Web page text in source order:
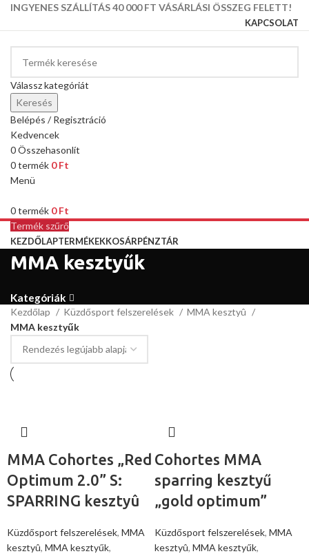
INGYENES SZÁLLÍTÁS 40 000 FT VÁSÁRLÁSI ÖSSZEG FELETT!
KAPCSOLAT
Válassz kategóriát
Keresés
Belépés / Regisztráció
Kedvencek
0Összehasonlít
0termék 0Ft
Menü
0termék 0Ft
Termék szűrő
KEZDŐLAPTERMÉKEKKOSÁRPÉNZTÁR
MMA kesztyűk
Kategóriák
Kezdőlap Küzdősport felszerelések
MMA kesztyû
MMA kesztyűk
MMA Cohortes „Red
Optimum 2.0” S:
SPARRING kesztyû
Küzdősport felszerelések, MMA
kesztyû, MMA kesztyűk,
Cohortes MMA
sparring kesztyű
„gold optimum”
Küzdősport felszerelések, MMA
kesztyû, MMA kesztyűk,